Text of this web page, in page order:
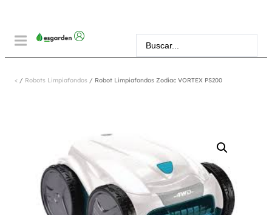
< / Robots Limpiafondos / Robot Limpiafondos Zodiac VORTEX PS200